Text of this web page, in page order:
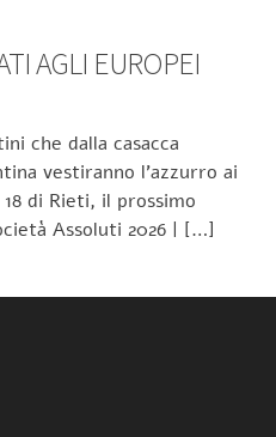
AGLI EUROPEI
che dalla casacca
vestiranno l’azzurro ai
di Rieti, il prossimo
Assoluti 2026 | […]